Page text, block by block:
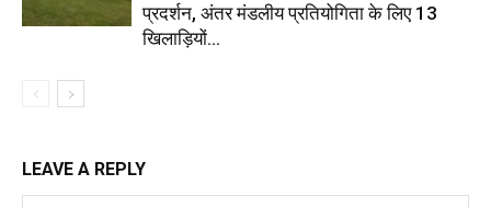
प्रदर्शन, अंतर मंडलीय प्रतियोगिता के लिए 13
खिलाड़ियों...
LEAVE A REPLY